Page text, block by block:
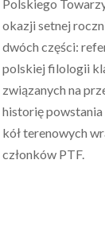
Polskiego
okazji setnej
dwóch części:
polskiej filologii
związanych na
historię
kół terenowych
członków PTF.